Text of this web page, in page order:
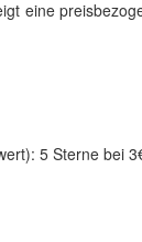
eine
5 Sterne bei